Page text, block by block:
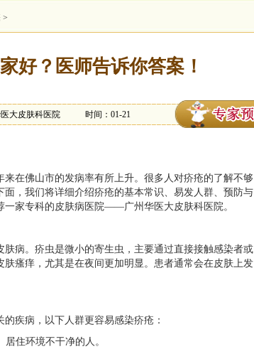
>
好？医师告诉你答案！
大皮肤科医院 时间：01-21
在佛山市的发病率有所上升。很多人对疥疮的了解不够
，我们将详细介绍疥疮的基本常识、易发人群、预防与
家专科的皮肤病医院——广州华医大皮肤科医院。
病。疥虫是微小的寄生虫，主要通过直接接触感染者或
瘙痒，尤其是在夜间更加明显。患者通常会在皮肤上发
疾病，以下人群更容易感染疥疮：
住环境不干净的人。